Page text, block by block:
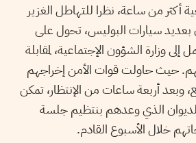
أكثر من ساعة، نظرا للتهاطل الغزير
بعديد سيارات البوليس، تحول على
إلى وزارة الشؤون الإجتماعية، لمقابلة
حيث حاولت قوات الأمن إخراجهم
وبعد أربعة ساعات من الإنتظار، تمكن
الذي وعدهم بنتظيم جلسة
خلال الأسبوع القادم.